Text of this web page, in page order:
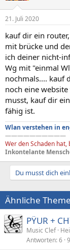
21. Juli 2020
kauf dir ein
mit brücke und
ich deiner nicht-
Wg mit "einmal
nochmals.... kauf
noch eine
musst, kauf dir
fähig ist.
Wlan verstehen in
——————————
Wer den Schaden
Inkontelante
Du musst dich
Ähnliche
PŸUR +
Music Clef
Antworten 6